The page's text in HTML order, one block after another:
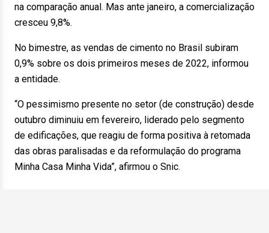
na comparação anual. Mas ante janeiro, a comercialização
cresceu 9,8%.
No bimestre, as vendas de cimento no Brasil subiram
0,9% sobre os dois primeiros meses de 2022, informou
a entidade.
“O pessimismo presente no setor (de construção) desde
outubro diminuiu em fevereiro, liderado pelo segmento
de edificações, que reagiu de forma positiva à retomada
das obras paralisadas e da reformulação do programa
Minha Casa Minha Vida”, afirmou o Snic.